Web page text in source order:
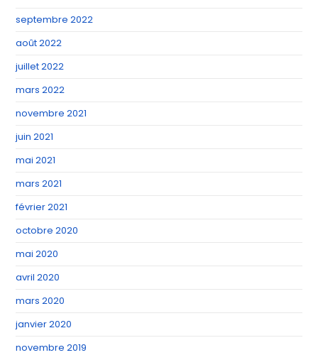
septembre 2022
août 2022
juillet 2022
mars 2022
novembre 2021
juin 2021
mai 2021
mars 2021
février 2021
octobre 2020
mai 2020
avril 2020
mars 2020
janvier 2020
novembre 2019